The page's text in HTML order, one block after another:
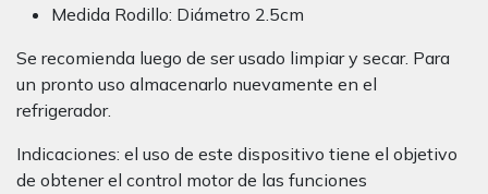
Medida Rodillo: Diámetro 2.5cm
Se recomienda luego de ser usado limpiar y secar. Para
un pronto uso almacenarlo nuevamente en el
refrigerador.
Indicaciones: el uso de este dispositivo tiene el objetivo
de obtener el control motor de las funciones